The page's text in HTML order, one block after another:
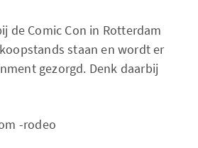
de Comic Con in Rotterdam
staan en wordt er
gezorgd. Denk daarbij
-rodeo